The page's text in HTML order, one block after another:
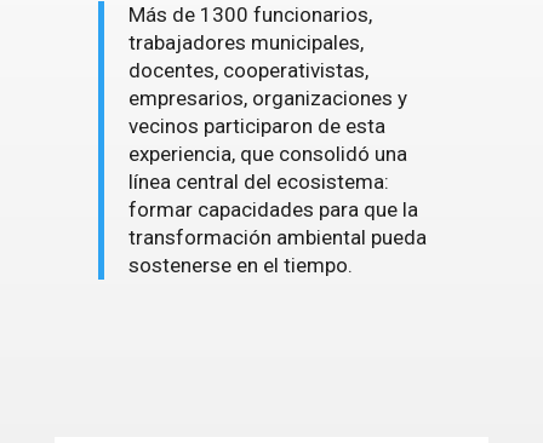
Más de 1300 funcionarios,
trabajadores municipales,
docentes, cooperativistas,
empresarios, organizaciones y
vecinos participaron de esta
experiencia, que consolidó una
línea central del ecosistema:
formar capacidades para que la
transformación ambiental pueda
sostenerse en el tiempo.